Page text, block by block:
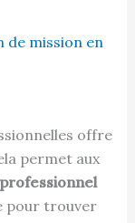
de mission en
offre
permet aux
pour trouver